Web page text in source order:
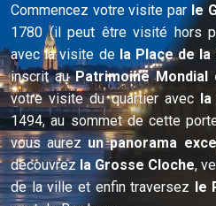
Commencez votre visite parle
1780 (il peut être visité hors
avec la visite de la Place de la
inscrit auPatrimoine Mondial
votre visite du quartier avecla
1494, au sommet de cette
vous aurez un panorama
découvrez la Grosse Cloche,
de la ville et enfin traversez le